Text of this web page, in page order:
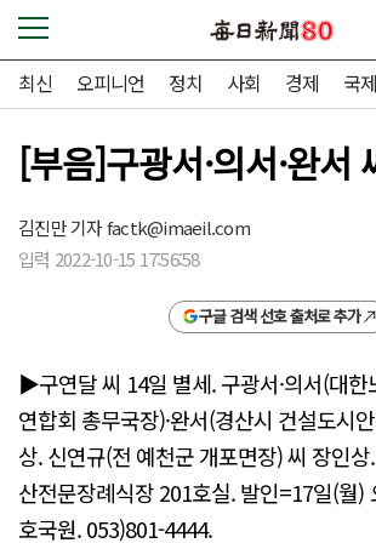
최신 오피니언 정치 사회 경제 국제
[부음]구광서·의서·완서
김진만 기자factk@imaeil.com
입력 2022-10-15 17:56:58
구글 검색 선호 출처로 추가
▶구연달 씨 14일 별세. 구광서·의서(대
연합회 총무국장)·완서(경산시 건설도시
상. 신연규(전 예천군 개포면장) 씨 장인
산전문장례식장 201호실. 발인=17일(월)
호국원. 053)801-4444.